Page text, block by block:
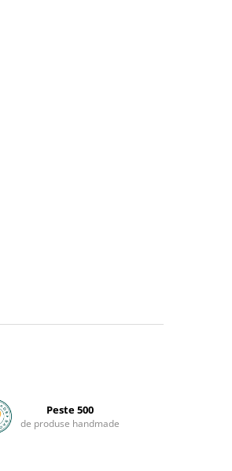
Peste 500
de produse handmade